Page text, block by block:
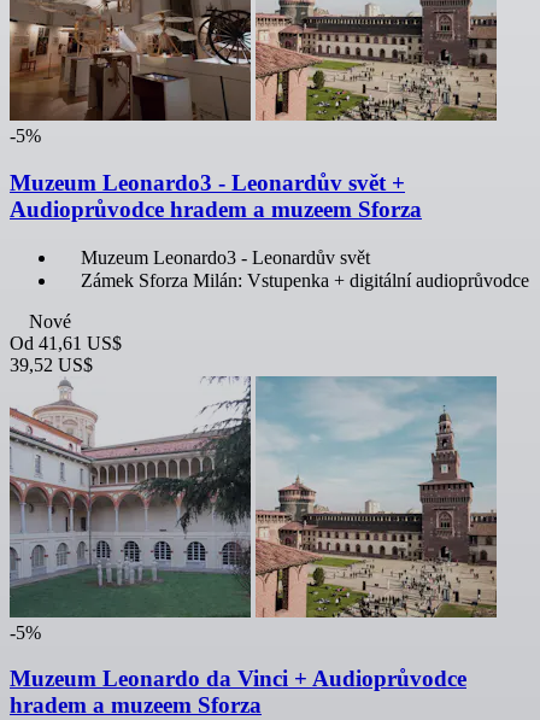
-5%
Muzeum Leonardo3 - Leonardův svět +
Audioprůvodce hradem a muzeem Sforza
Muzeum Leonardo3 - Leonardův svět
Zámek Sforza Milán: Vstupenka + digitální audioprůvodce
Nové
Od 41,61 US$
39,52 US$
-5%
Muzeum Leonardo da Vinci + Audioprůvodce
hradem a muzeem Sforza